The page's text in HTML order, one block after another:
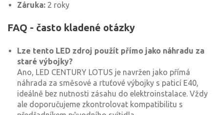
Záruka: 2 roky
FAQ - často kladené otázky
Lze tento LED zdroj použít přímo jako náhradu za
staré výbojky?
Ano, LED CENTURY LOTUS je navržen jako přímá
náhrada za směsové a rtuťové výbojky s paticí E40,
ideálně bez nutnosti zásahu do elektroinstalace. Vždy
ale doporučujeme zkontrolovat kompatibilitu s